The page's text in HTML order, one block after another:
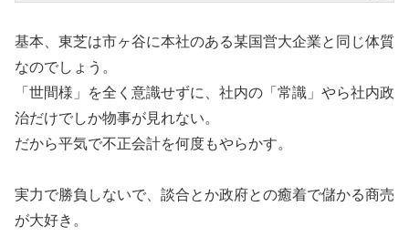
基本、東芝は市ヶ谷に本社のある某国営大企業と同じ体質
なのでしょう。
「世間様」を全く意識せずに、社内の「常識」やら社内政
治だけでしか物事が見れない。
だから平気で不正会計を何度もやらかす。
実力で勝負しないで、談合とか政府との癒着で儲かる商売
が大好き。